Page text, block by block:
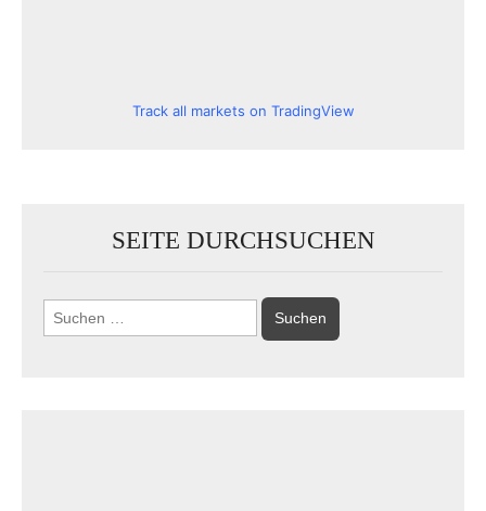
Track all markets on TradingView
SEITE DURCHSUCHEN
Suchen
nach: